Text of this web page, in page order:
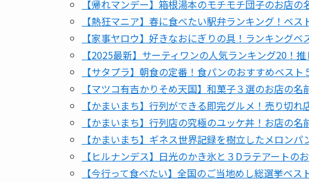
【帰れマンデー】箱根湯本のモチモチ団子のお店の
【熱狂マニア】春に食べたい駅弁ランキング！ベス
【家事ヤロウ】好きなおにぎりの具！ランキング
【2025最新】サーティワンの人気ランキング20！
【サタプラ】朝食の定番！食パンのおすすめベスト
【マツコ有吉かりそめ天国】和菓子３選のお店の
【かまいまち】行列ができる即完グルメ！売り切れ
【かまいまち】行列店の究極のユッケ丼！お店の名
【かまいまち】ギネス世界記録を樹立したメロン
【ヒルナンデス】日光のかき氷と３Dラテアートの
【今行って食べたい】全国のご当地めし総選挙ベ